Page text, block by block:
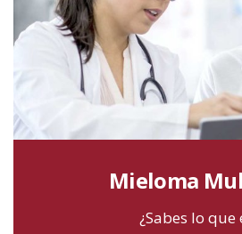
Mieloma
¿Sabes lo que